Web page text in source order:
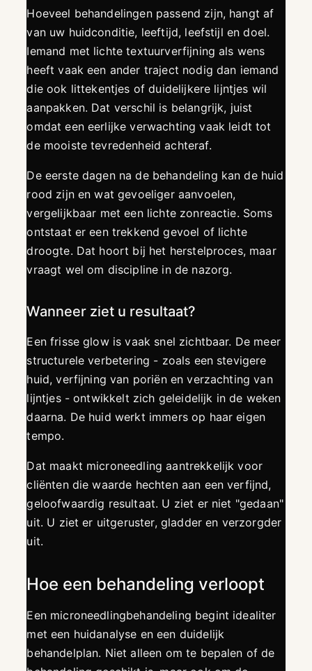
Hoeveel behandelingen passend zijn, hangt af
van uw huidconditie, leeftijd, leefstijl en doel.
Iemand met lichte textuurverfijning als wens
heeft vaak een ander traject nodig dan iemand
die ook littekentjes of duidelijkere lijntjes wil
aanpakken. Dat verschil is belangrijk, juist
omdat een eerlijke verwachting vaak leidt tot
de mooiste tevredenheid achteraf.
De eerste dagen na de behandeling kan de huid
rood zijn en wat gevoeliger aanvoelen,
vergelijkbaar met een lichte zonreactie. Soms
ontstaat er een trekkend gevoel of lichte
droogte. Dat hoort bij het herstelproces, maar
vraagt wel om discipline in de nazorg.
Wanneer ziet u resultaat?
Een frisse glow is vaak snel zichtbaar. De meer
structurele verbetering - zoals een stevigere
huid, verfijning van poriën en verzachting van
lijntjes - ontwikkelt zich geleidelijk in de weken
daarna. De huid werkt immers op haar eigen
tempo.
Dat maakt microneedling aantrekkelijk voor
cliënten die waarde hechten aan een verfijnd,
geloofwaardig resultaat. U ziet er niet "gedaan"
uit. U ziet er uitgeruster, gladder en verzorgder
uit.
Hoe een behandeling verloopt
Een microneedlingbehandeling begint idealiter
met een huidanalyse en een duidelijk
behandelplan. Niet alleen om te bepalen of de